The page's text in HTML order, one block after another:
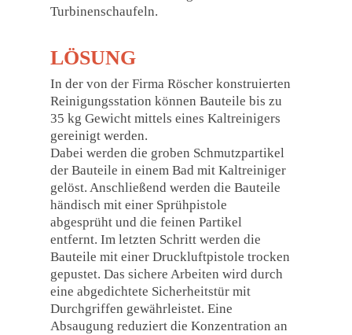
Turbinenschaufeln.
LÖSUNG
In der von der Firma Röscher konstruierten
Reinigungsstation können Bauteile bis zu
35 kg Gewicht mittels eines Kaltreinigers
gereinigt werden.
Dabei werden die groben Schmutzpartikel
der Bauteile in einem Bad mit Kaltreiniger
gelöst. Anschließend werden die Bauteile
händisch mit einer Sprühpistole
abgesprüht und die feinen Partikel
entfernt. Im letzten Schritt werden die
Bauteile mit einer Druckluftpistole trocken
gepustet. Das sichere Arbeiten wird durch
eine abgedichtete Sicherheitstür mit
Durchgriffen gewährleistet. Eine
Absaugung reduziert die Konzentration an